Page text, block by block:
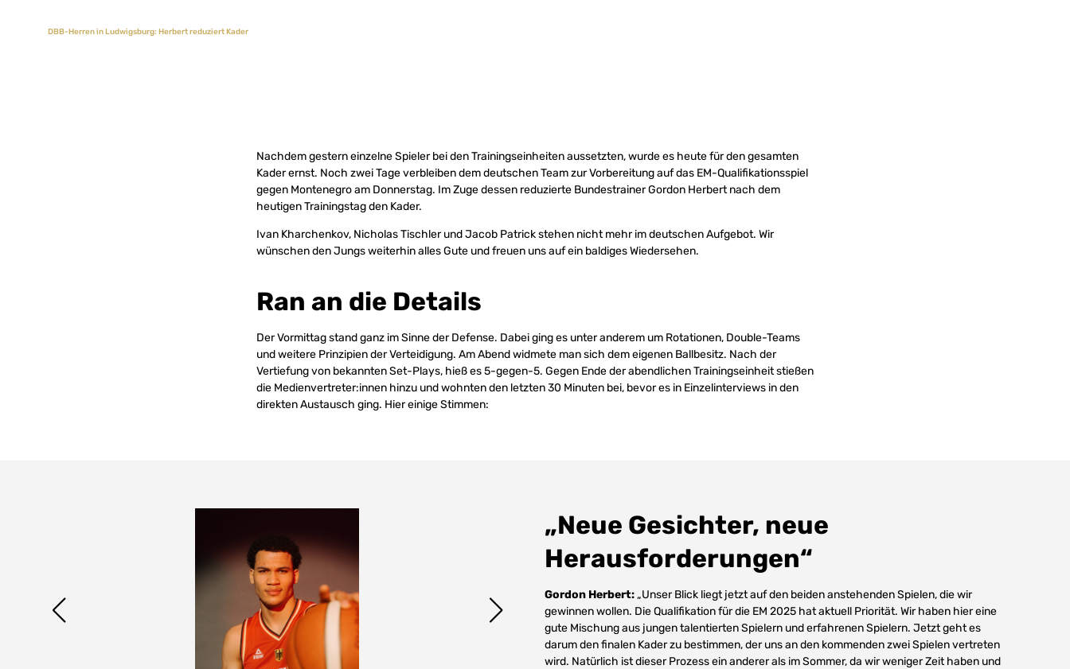
DBB-Herren in Ludwigsburg: Herbert reduziert Kader
Nachdem gestern einzelne Spieler bei den Trainingseinheiten aussetzten, wurde es heute für den gesamten
Kader ernst. Noch zwei Tage verbleiben dem deutschen Team zur Vorbereitung auf das EM-Qualifikationsspiel
gegen Montenegro am Donnerstag. Im Zuge dessen reduzierte Bundestrainer Gordon Herbert nach dem
heutigen Trainingstag den Kader.
Ivan Kharchenkov, Nicholas Tischler und Jacob Patrick stehen nicht mehr im deutschen Aufgebot. Wir
wünschen den Jungs weiterhin alles Gute und freuen uns auf ein baldiges Wiedersehen.
Ran an die Details
Der Vormittag stand ganz im Sinne der Defense. Dabei ging es unter anderem um Rotationen, Double-Teams
und weitere Prinzipien der Verteidigung. Am Abend widmete man sich dem eigenen Ballbesitz. Nach der
Vertiefung von bekannten Set-Plays, hieß es 5-gegen-5. Gegen Ende der abendlichen Trainingseinheit stießen
die Medienvertreter:innen hinzu und wohnten den letzten 30 Minuten bei, bevor es in Einzelinterviews in den
direkten Austausch ging. Hier einige Stimmen:
„Neue Gesichter, neue
Herausforderungen“
Gordon Herbert: „Unser Blick liegt jetzt auf den beiden anstehenden Spielen, die wir
gewinnen wollen. Die Qualifikation für die EM 2025 hat aktuell Priorität. Wir haben hier eine
gute Mischung aus jungen talentierten Spielern und erfahrenen Spielern. Jetzt geht es
darum den finalen Kader zu bestimmen, der uns an den kommenden zwei Spielen vertreten
wird. Natürlich ist dieser Prozess ein anderer als im Sommer, da wir weniger Zeit haben und